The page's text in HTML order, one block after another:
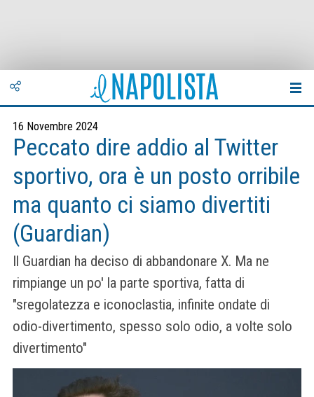
16 Novembre 2024
Peccato dire addio al Twitter
sportivo, ora è un posto orribile
ma quanto ci siamo divertiti
(Guardian)
Il Guardian ha deciso di abbandonare X. Ma ne
rimpiange un po' la parte sportiva, fatta di
"sregolatezza e iconoclastia, infinite ondate di
odio-divertimento, spesso solo odio, a volte solo
divertimento"